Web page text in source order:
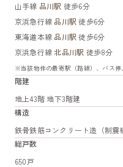
山手線 品川駅 徒歩6分
京浜急行線 品川駅 徒歩6分
東海道本線 品川駅 徒歩6分
京浜急行線北品川駅 徒歩8分
※当該物件の最寄駅（路線）、バス停
階建
地上43階 地下3階建
構造
鉄骨鉄筋コンクリート造（制震
総戸数
650戸